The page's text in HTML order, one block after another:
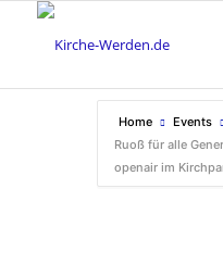
Home Events
Ruoß für alle
openair im